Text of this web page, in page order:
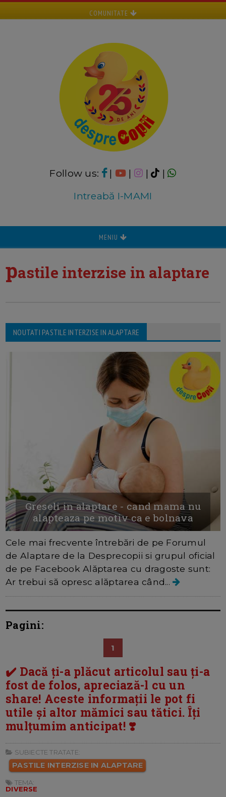
COMUNITATE
Follow us: | | |
|
Intreabă I-MAMI
MENIU
pastile interzise in alaptare
NOUTATI PASTILE INTERZISE IN ALAPTARE
Greseli in alaptare - cand mama nu
alapteaza pe motiv ca e bolnava
Cele mai frecvente întrebări de pe Forumul
de Alaptare de la Desprecopii si grupul oficial
de pe Facebook Alăptarea cu dragoste sunt:
Ar trebui să opresc alăptarea când...
Pagini:
1
✔️ Dacă ți-a plăcut articolul sau ți-a
fost de folos, apreciază-l cu un
share! Aceste informații le pot fi
utile și altor mămici sau tătici. Îți
mulțumim anticipat! ❣️
SUBIECTE TRATATE:
PASTILE INTERZISE IN ALAPTARE
TEMA:
DIVERSE